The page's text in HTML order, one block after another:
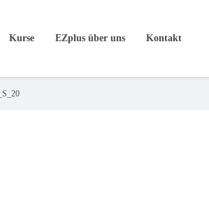
Kurse EZplus über uns Kontakt